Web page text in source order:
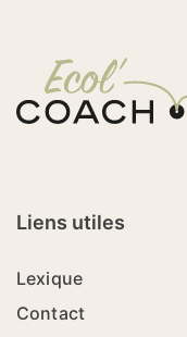
Liens utiles
Lexique
Contact